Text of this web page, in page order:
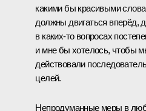
какими бы красивыми
должны двигаться вперёд,
в каких‑то вопросах
и мне бы хотелось, чтобы
действовали
целей.
Непродуманные меры в